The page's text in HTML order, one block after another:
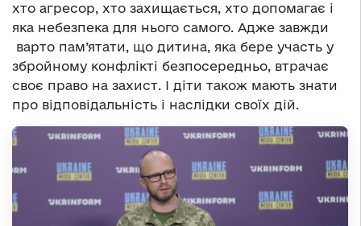
хто агресор, хто захищається, хто допомагає і
яка небезпека для нього самого. Адже завжди
варто пам’ятати, що дитина, яка бере участь у
збройному конфлікті безпосередньо, втрачає
своє право на захист. І діти також мають знати
про відповідальність і наслідки своїх дій.